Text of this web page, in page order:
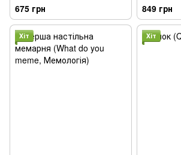
675 грн 849 грн
Хіт Хіт